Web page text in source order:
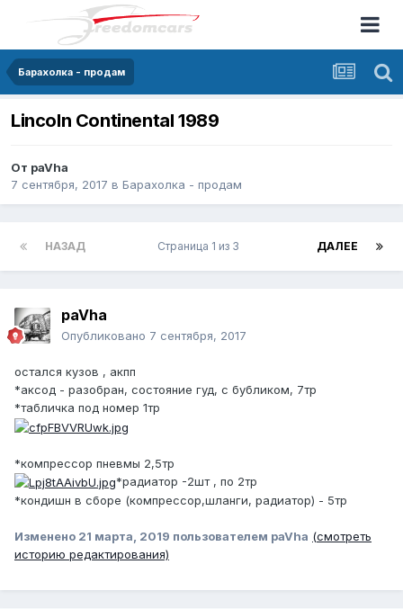
Барахолка - продам
Lincoln Continental 1989
От paVha
7 сентября, 2017 в Барахолка - продам
НАЗАД ДАЛЕЕ
Страница 1 из 3
paVha
Опубликовано 7 сентября, 2017
остался кузов , акпп
*аксод - разобран, состояние гуд, с бубликом, 7тр
*табличка под номер 1тр
*компрессор пневмы 2,5тр
*радиатор -2шт , по 2тр
*кондишн в сборе (компрессор,шланги, радиатор) - 5тр
Изменено 21 марта, 2019 пользователем paVha (смотреть
историю редактирования)